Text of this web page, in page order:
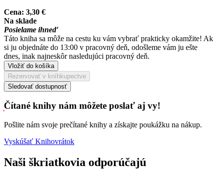
Cena: 3,30 €
Na sklade
Posielame ihneď
Táto kniha sa môže na cestu ku vám vybrať prakticky okamžite! Ak
si ju objednáte do 13:00 v pracovný deň, odošleme vám ju ešte
dnes, inak najneskôr nasledujúci pracovný deň.
Vložiť do košíka
Rezervovať v kníhkupectve
Sledovať dostupnosť
Čítané knihy nám môžete poslať aj vy!
Pošlite nám svoje prečítané knihy a získajte poukážku na nákup.
Vyskúšať Knihovrátok
Naši škriatkovia odporúčajú